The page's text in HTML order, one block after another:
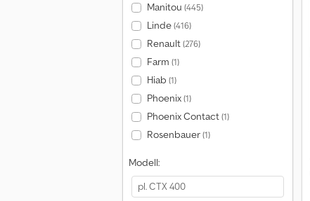
Manitou (445)
Linde(416)
Renault(276)
Farm (1)
Hiab (1)
Phoenix(1)
Phoenix Contact(1)
Rosenbauer(1)
Modell: